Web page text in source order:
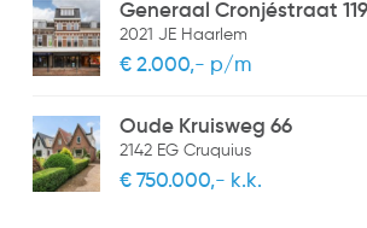
Generaal Cronjéstraat
2021 JE Haarlem
€ 2.000,- p/m
Oude Kruisweg 66
2142 EG Cruquius
€ 750.000,- k.k.